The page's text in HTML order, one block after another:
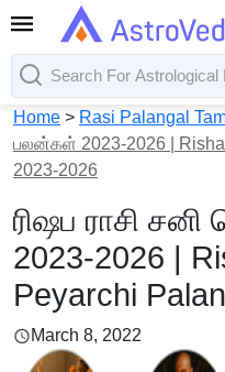
Home > Rasi Palangal
பலன்கள் 2023-2026 |
2023-2026
ரிஷப ராசி
2023-2026 |
Peyarchi
March 8, 2022